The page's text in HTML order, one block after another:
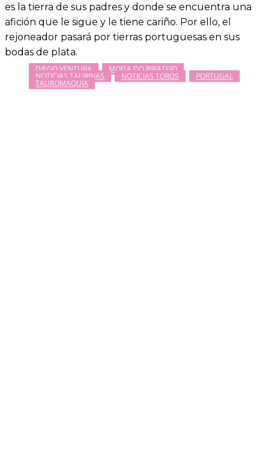
es la tierra de sus padres y donde se encuentra una
afición que le sigue y le tiene cariño. Por ello, el
rejoneador pasará por tierras portuguesas en sus
bodas de plata.
DIEGO VENTURA MOITA DO RIBATEJO
NOTICIAS TAURINAS NOTICIAS TOROS PORTUGAL
TAUROMAQUIA